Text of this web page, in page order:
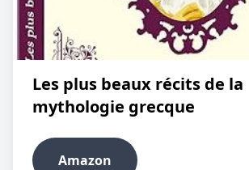
Les plus beaux récits de la
mythologie grecque
Amazon